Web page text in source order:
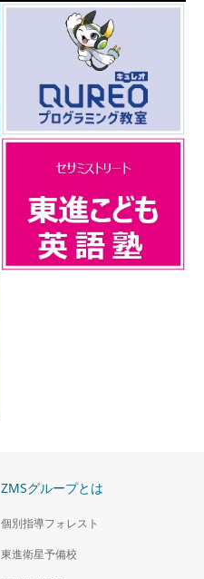
プログラミング教室
まったく新しいプログラミン
ZMSグループとは
個別指導フォレスト
東進衛星予備校